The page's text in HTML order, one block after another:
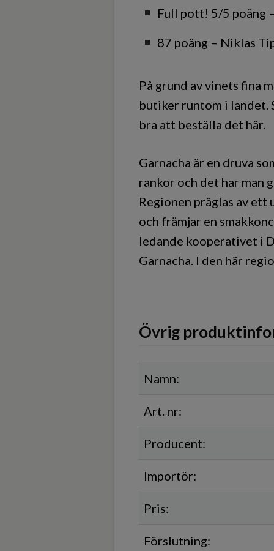
Full pott! 5/5 poäng
87 poäng – Niklas
På grund av vinets fina
butiker runtom i landet.
bra att beställa det här.
Garnacha är en druva
rankor och det har man
Regionen präglas av
och främjar en
ledande kooperativet i
Garnacha. I den här
Övrig
Namn:
Art. nr:
Producent:
Importör:
Pris:
Förslutning: